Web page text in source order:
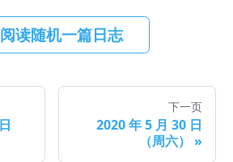
读随机一篇日志
下一页
2020 年 5 月 30 日
（周六）
»